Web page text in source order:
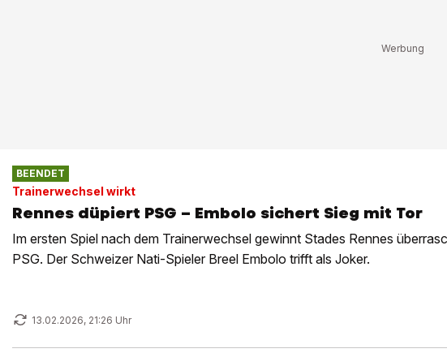
BEENDET
Trainerwechsel wirkt
Rennes düpiert PSG – Embolo sichert Sieg mit Tor
Im ersten Spiel nach dem Trainerwechsel gewinnt Stades Rennes
PSG. Der Schweizer Nati-Spieler Breel Embolo trifft als Joker.
13.02.2026, 21:26 Uhr